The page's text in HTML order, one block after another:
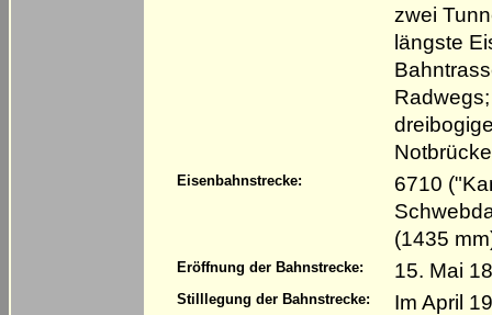
zwei
längste
Eisenbahnstrecke:
6710
(1435
Eröffnung der Bahnstrecke: 15. Mai
Stilllegung der Bahnstrecke:
Im April